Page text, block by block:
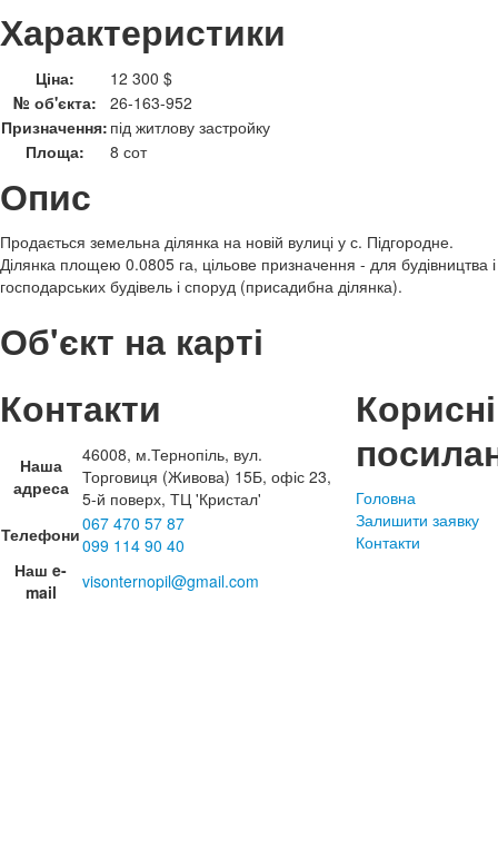
Характеристики
Ціна:
12 300 $
№ об'єкта:
26-163-952
Призначення: під житлову застройку
Площа:
8 сот
Опис
Продається земельна ділянка на новій вулиці у с. Підгородне.
Ділянка площею 0.0805 га, цільове призначення - для будівництва
господарських будівель і споруд (присадибна ділянка).
Об'єкт на карті
Контакти
Наша
адреса
46008, м.Тернопіль, вул.
Торговиця (Живова) 15Б, офіс 23,
5-й поверх, ТЦ 'Кристал'
Телефони067 470 57 87
099 114 90 40
Наш e-
mail
visonternopil@gmail.com
Корисні
Головна
Залишити заявку
Контакти